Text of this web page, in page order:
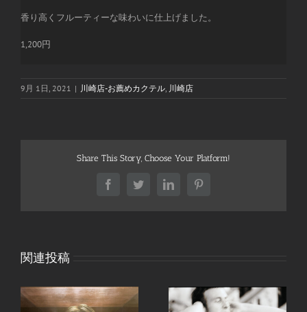
香り高くフルーティーな味わいに仕上げました。
1,200円
9月 1日, 2021 | 川崎店-お薦めカクテル 川崎店
Share This Story, Choose Your Platform!
FacebookTwitterLinkedInPinterest
関連投稿